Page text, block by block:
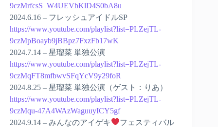
9czMrfcsS_W4UEVbKlD4S0bA8u
2024.6.16 – フレッシュアイドルSP
https://www.youtube.com/playlist?list=PLZejTL-
9czMpBoayb9jBBpz7FxzFb17wK
2024.7.14 – 星瑠菜 単独公演
https://www.youtube.com/playlist?list=PLZejTL-
9czMqFT8mfbwvSFqYcV9y29foR
2024.8.25 – 星瑠菜 単独公演（ゲスト：りあ）
https://www.youtube.com/playlist?list=PLZejTL-
9czMqu-47A4WAzWaguuyICY5gf
2024.9.14 – みんなのアイゲキ
フェスティバル